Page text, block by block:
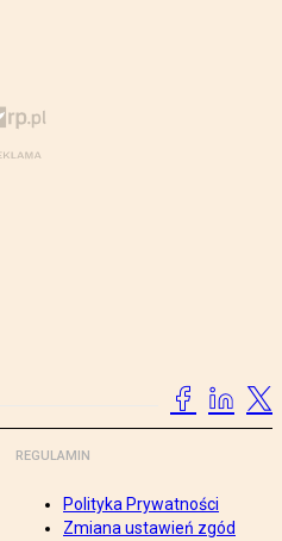
REGULAMIN
Polityka Prywatności
Zmiana ustawień zgód